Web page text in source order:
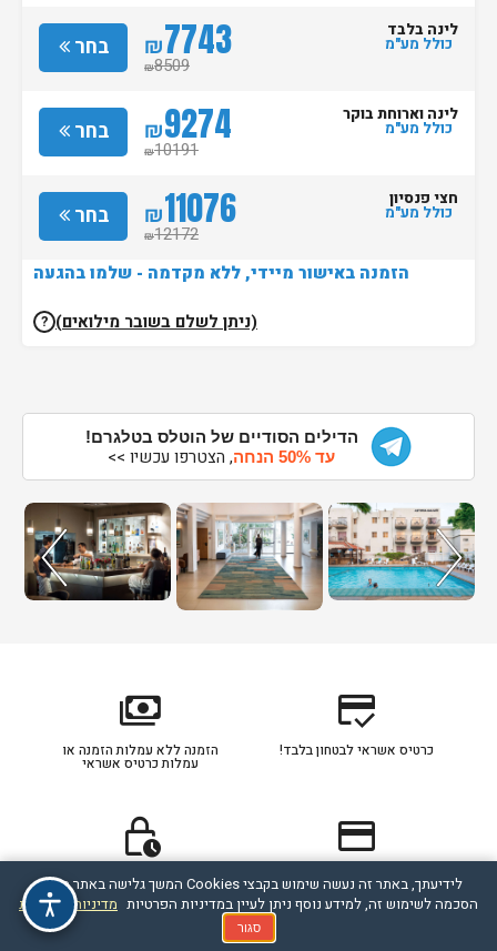
בחר ₪7743
₪8509
לינה בלבד
כולל מע"מ
בחר ₪9274
₪10191
לינה וארוחת בוקר
כולל מע"מ
בחר ₪11076
₪12172
חצי פנסיון
כולל מע"מ
הזמנה באישור מיידי, ללא מקדמה - שלמו בהגעה
(ניתן לשלם בשובר מילואים) ?
הדילים הסודיים של הוטלס בטלגרם!
עד 50% הנחה
, הצטרפו עכשיו >>
credit_score
כרטיס אשראי לבטחון בלבד!
payments
הזמנה ללא עמלות הזמנה או
עמלות כרטיס אשראי
credit_card
כרטיס אשראי מסוג דיירקט
מחוייב לפי הסכם תנאי חברת
האשראי עם הלקוח
lock_clock
תהליך ההזמנה מאובטח
לידיעתך, באתר זה נעשה שימוש בקבצי Cookies המשך גלישה באתר מהווה
הסכמה לשימוש זה, למידע נוסף ניתן לעיין במדיניות הפרטיות מדיניות הפרטיות
סגור